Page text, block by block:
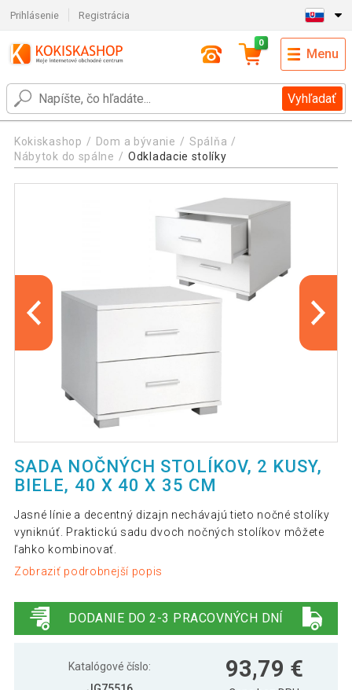
Prihlásenie Registrácia
Vyhľadať
0
Menu
Kokiskashop Dom a bývanie
Spálňa
Nábytok do spálne
Odkladacie stolíky
SADA NOČNÝCH STOLÍKOV, 2 KUSY,
BIELE, 40 X 40 X 35 CM
Jasné línie a decentný dizajn nechávajú tieto nočné stolíky
vyniknúť. Praktickú sadu dvoch nočných stolíkov môžete
ľahko kombinovať.
Zobraziť podrobnejší popis
DODANIE DO 2-3 PRACOVNÝCH DNÍ
Katalógové číslo:
93,79 €